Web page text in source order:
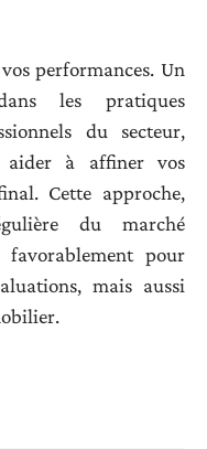
performances. Un
les pratiques
du secteur,
à affiner vos
Cette approche,
du marché
pour
mais aussi